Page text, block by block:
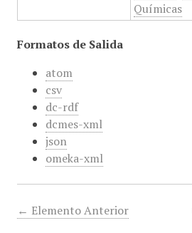
Químicas
Formatos de Salida
atom
csv
dc-rdf
dcmes-xml
json
omeka-xml
← Elemento Anterior